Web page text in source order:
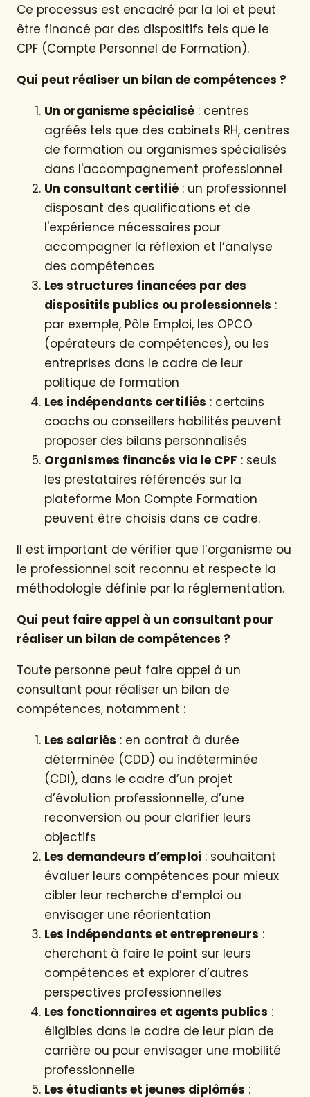
Ce processus est encadré par la loi et peut
être financé par des dispositifs tels que le
CPF (Compte Personnel de Formation).
Qui peut réaliser un bilan de compétences ?
Un organisme spécialisé : centres
agréés tels que des cabinets RH, centres
de formation ou organismes spécialisés
dans l'accompagnement professionnel
Un consultant certifié : un professionnel
disposant des qualifications et de
l'expérience nécessaires pour
accompagner la réflexion et l’analyse
des compétences
Les structures financées par des
dispositifs publics ou professionnels :
par exemple, Pôle Emploi, les OPCO
(opérateurs de compétences), ou les
entreprises dans le cadre de leur
politique de formation
Les indépendants certifiés : certains
coachs ou conseillers habilités peuvent
proposer des bilans personnalisés
Organismes financés via le CPF : seuls
les prestataires référencés sur la
plateforme Mon Compte Formation
peuvent être choisis dans ce cadre.
Il est important de vérifier que l’organisme ou
le professionnel soit reconnu et respecte la
méthodologie définie par la réglementation.
Qui peut faire appel à un consultant pour
réaliser un bilan de compétences ?
Toute personne peut faire appel à un
consultant pour réaliser un bilan de
compétences, notamment :
Les salariés : en contrat à durée
déterminée (CDD) ou indéterminée
(CDI), dans le cadre d’un projet
d’évolution professionnelle, d’une
reconversion ou pour clarifier leurs
objectifs
Les demandeurs d’emploi : souhaitant
évaluer leurs compétences pour mieux
cibler leur recherche d’emploi ou
envisager une réorientation
Les indépendants et entrepreneurs :
cherchant à faire le point sur leurs
compétences et explorer d’autres
perspectives professionnelles
Les fonctionnaires et agents publics :
éligibles dans le cadre de leur plan de
carrière ou pour envisager une mobilité
professionnelle
Les étudiants et jeunes diplômés :